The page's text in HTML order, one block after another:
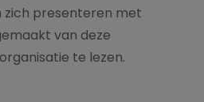
zich presenteren met
van deze
te lezen.